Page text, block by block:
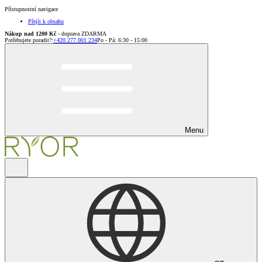
Přístupnostní navigace
Přejít k obsahu
Nákup nad 1200 Kč - doprava ZDARMA
Potřebujete poradit?:+420 277 001 234Po - Pá: 6:30 - 15:00
Menu